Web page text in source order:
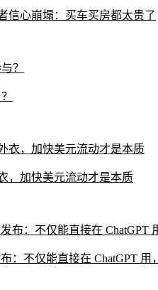
信心崩塌：买车买房都太贵了
，加快美元流动才是本质
：不仅能直接在 ChatGPT